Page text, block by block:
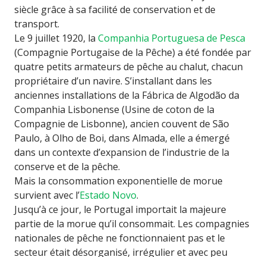
siècle grâce à sa facilité de conservation et de
transport.
Le 9 juillet 1920, la Companhia Portuguesa de Pesca
(Compagnie Portugaise de la Pêche) a été fondée par
quatre petits armateurs de pêche au chalut, chacun
propriétaire d’un navire. S’installant dans les
anciennes installations de la Fábrica de Algodão da
Companhia Lisbonense (Usine de coton de la
Compagnie de Lisbonne), ancien couvent de São
Paulo, à Olho de Boi, dans Almada, elle a émergé
dans un contexte d’expansion de l’industrie de la
conserve et de la pêche.
Mais la consommation exponentielle de morue
survient avec l’Estado Novo.
Jusqu’à ce jour, le Portugal importait la majeure
partie de la morue qu’il consommait. Les compagnies
nationales de pêche ne fonctionnaient pas et le
secteur était désorganisé, irrégulier et avec peu